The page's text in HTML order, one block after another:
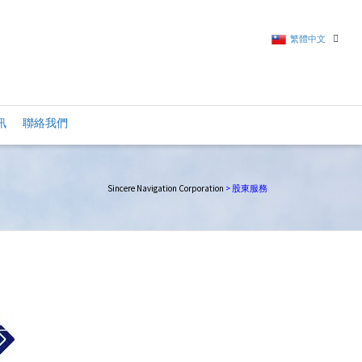
繁體中文
繁體中文
聯絡我們
Sincere Navigation Corporation > 股東服務